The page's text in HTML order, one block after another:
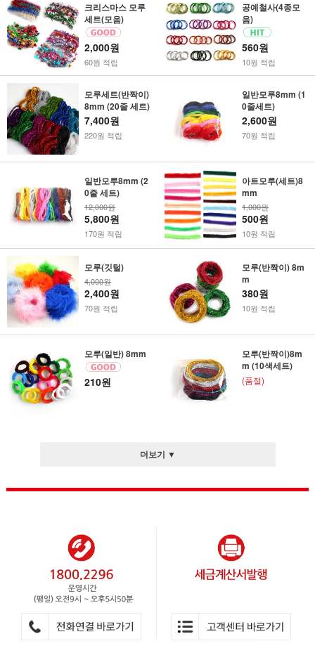
크리스마스 모루
세트(모음)
2,000원
60원 적립
공예철사(4종모
음)
560원
10원 적립
모루세트(반짝이)
8mm (20줄 세트)
7,400원
220원 적립
일반모루8mm (1
0줄세트)
2,600원
70원 적립
일반모루8mm (2
0줄 세트)
12,000원
5,800원
170원 적립
아트모루(세트)8
mm
1,000원
500원
10원 적립
모루(깃털)
4,000원
2,400원
70원 적립
모루(반짝이) 8m
m
380원
10원 적립
모루(일반) 8mm
210원
모루(반짝이)8m
m (10색세트)
(품절)
더보기 ▼